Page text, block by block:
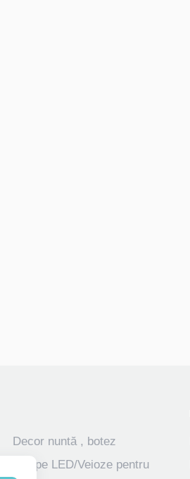
Decor nuntă , botez
Lampe LED/Veioze pentru